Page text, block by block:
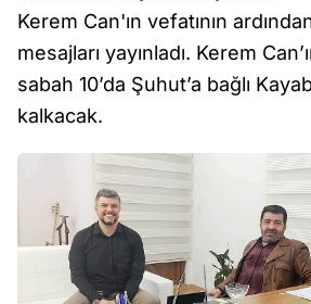
Kerem Can'ın vefatının
mesajları yayınladı. Kerem
sabah 10’da Şuhut’a bağlı
kalkacak.